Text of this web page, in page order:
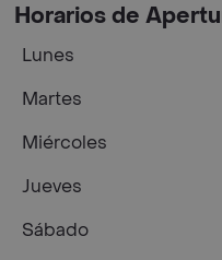
Horarios de
Lunes
Martes
Miércoles
Jueves
Sábado